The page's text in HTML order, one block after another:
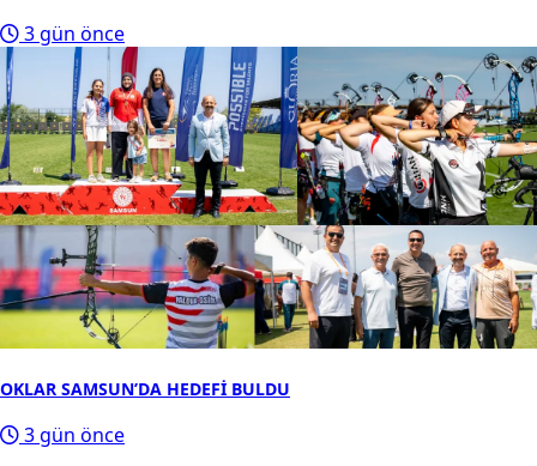
3 gün önce
OKLAR SAMSUN’DA HEDEFİ BULDU
3 gün önce